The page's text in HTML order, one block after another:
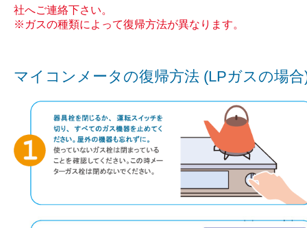
社へご連絡下さい。
※ガスの種類によって復帰方法が異なります。
マイコンメータの復帰方法 (LPガスの場合